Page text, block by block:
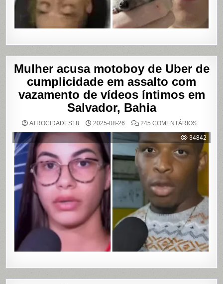
Mulher acusa motoboy de Uber de
cumplicidade em assalto com
vazamento de vídeos íntimos em
Salvador, Bahia
ATROCIDADES18 2025-08-26 245 COMENTÁRIOSEM
ACUSA
DE
UBER
DE
EM
DE
VÍDEOS
ÍNTIMOS
EM
BAHIA
34842